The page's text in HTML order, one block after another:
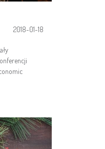
2018-01-18